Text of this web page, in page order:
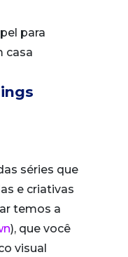
séries que
e criativas
temos a
), que você
visual